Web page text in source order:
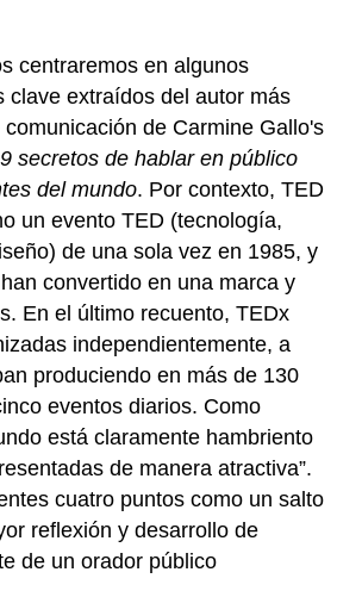
centraremos en algunos
clave extraídos del autor más
de Carmine Gallo's
secretos de hablar en público
del mundo. Por contexto, TED
un evento TED (tecnología,
de una sola vez en 1985, y
convertido en una marca y
En el último recuento, TEDx
independientemente, a
produciendo en más de 130
eventos diarios. Como
está claramente hambriento
de manera atractiva”.
cuatro puntos como un salto
reflexión y desarrollo de
de un orador público